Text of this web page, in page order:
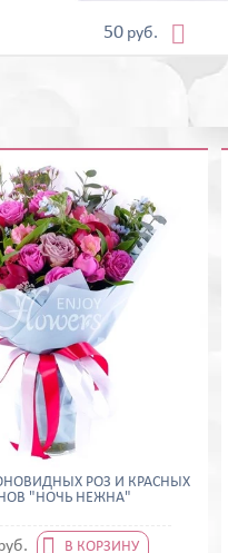
50 руб. 
РОЗ И КРАСНЫХ
"НОЧЬ НЕЖНА"
 В КОРЗИНУ